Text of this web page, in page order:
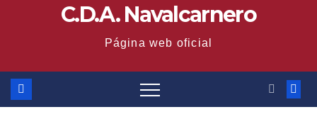
C.D.A. Navalcarnero
Página web oficial